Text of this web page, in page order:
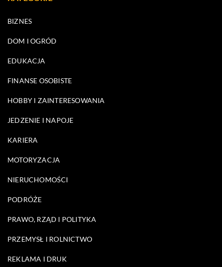
BIZNES
DOM I OGRÓD
EDUKACJA
FINANSE OSOBISTE
HOBBY I ZAINTERESOWANIA
JEDZENIE I NAPOJE
KARIERA
MOTORYZACJA
NIERUCHOMOŚCI
PODRÓŻE
PRAWO, RZĄD I POLITYKA
PRZEMYSŁ I ROLNICTWO
REKLAMA I DRUK